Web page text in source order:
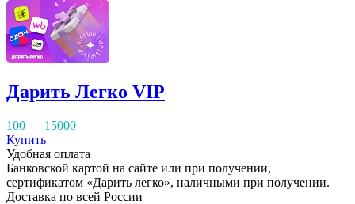
Дарить Легко VIP
100 — 15000
Купить
Удобная оплата
Банковской картой на сайте или при получении,
сертификатом «Дарить легко», наличными при получении.
Доставка по всей России